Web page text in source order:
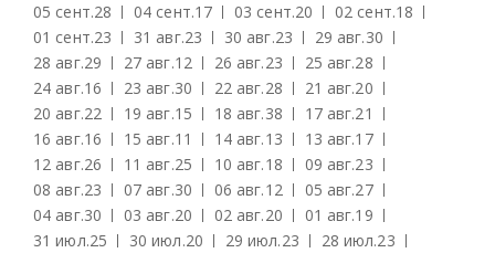
05 сент.28 04 сент.17 03 сент.20 02 сент.18
01 сент.23 31 авг.23 30 авг.23 29 авг.30
28 авг.29 27 авг.12 26 авг.23 25 авг.28
24 авг.16 23 авг.30 22 авг.28 21 авг.20
20 авг.22 19 авг.15 18 авг.38 17 авг.21
16 авг.16 15 авг.11 14 авг.13 13 авг.17
12 авг.26 11 авг.25 10 авг.18 09 авг.23
08 авг.23 07 авг.30 06 авг.12 05 авг.27
04 авг.30 03 авг.20 02 авг.20 01 авг.19
31 июл.25 30 июл.20 29 июл.23 28 июл.23